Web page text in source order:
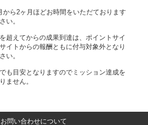
から2ヶ月ほどお時間をいただております
い。
超えてからの成果到達は、ポイントサイ
イトからの報酬ともに付与対象外となり
い。
も目安となりますのでミッション達成を
ません。
お問い合わせについて